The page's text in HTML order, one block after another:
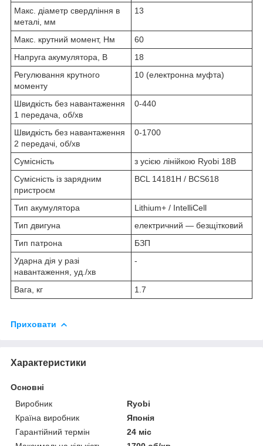
Макс. діаметр свердління в
металі, мм
13
Макс. крутний момент, Нм
60
Напруга акумулятора, В
18
Регулювання крутного
моменту
10 (електронна муфта)
Швидкість без навантаження
1 передача, об/хв
0-440
Швидкість без навантаження
2 передачі, об/хв
0-1700
Сумісність
з усією лінійкою Ryobi 18В
Сумісність із зарядним
пристроєм
BCL 14181H / BCS618
Тип акумулятора
Lithium+ / IntelliCell
Тип двигуна
електричний — безщітковий
Тип патрона
БЗП
Ударна дія у разі
навантаження, уд./хв
-
Вага, кг 1.7
Приховати
Характеристики
Основні
Виробник
Ryobi
Країна виробник
Японія
Гарантійний термін
24 міс